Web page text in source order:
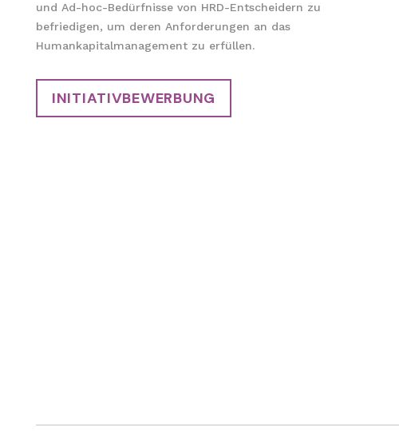
und Ad-hoc-Bedürfnisse von HRD-Entscheidern zu
befriedigen, um deren Anforderungen an das
Humankapitalmanagement zu erfüllen.
INITIATIVBEWERBUNG